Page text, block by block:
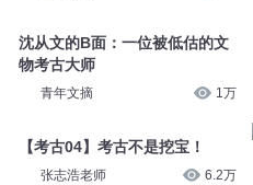
沈从文的B面：一位被低估的文
物考古大师
青年文摘 1万
【考古04】考古不是挖宝！
张志浩老师 6.2万